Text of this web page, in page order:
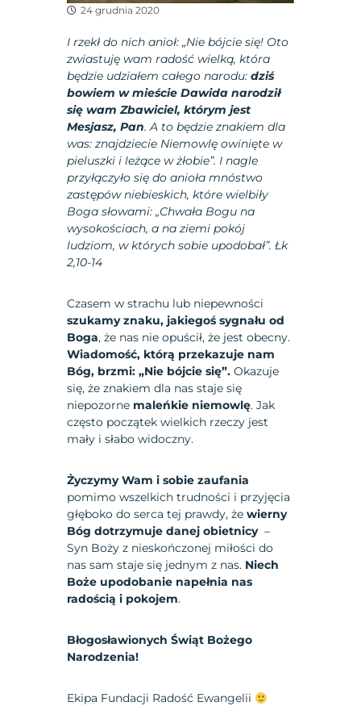
24 grudnia 2020
I rzekł do nich anioł: „Nie bójcie się! Oto
zwiastuję wam radość wielką, która
będzie udziałem całego narodu:dziś
bowiem w mieście Dawida narodził
się wam Zbawiciel, którym jest
Mesjasz, Pan. A to będzie znakiem dla
was: znajdziecie Niemowlę owinięte w
pieluszki i leżące w żłobie”. I nagle
przyłączyło się do anioła mnóstwo
zastępów niebieskich, które wielbiły
Boga słowami: „Chwała Bogu na
wysokościach, a na ziemi pokój
ludziom, w których sobie upodobał”. Łk
2,10-14
Czasem w strachu lub niepewności
szukamy znaku, jakiegoś sygnału od
Boga, że nas nie opuścił, że jest obecny.
Wiadomość, którą przekazuje nam
Bóg, brzmi: „Nie bójcie się”. Okazuje
się, że znakiem dla nas staje się
niepozorne maleńkie niemowlę. Jak
często początek wielkich rzeczy jest
mały i słabo widoczny.
Życzymy Wam i sobie zaufania
pomimo wszelkich trudności i przyjęcia
głęboko do serca tej prawdy, żewierny
Bóg dotrzymuje danej obietnicy–
Syn Boży z nieskończonej miłości do
nas sam staje się jednym z nas. Niech
Boże upodobanie napełnia nas
radością i pokojem.
Błogosławionych Świąt Bożego
Narodzenia!
Ekipa Fundacji Radość Ewangelii